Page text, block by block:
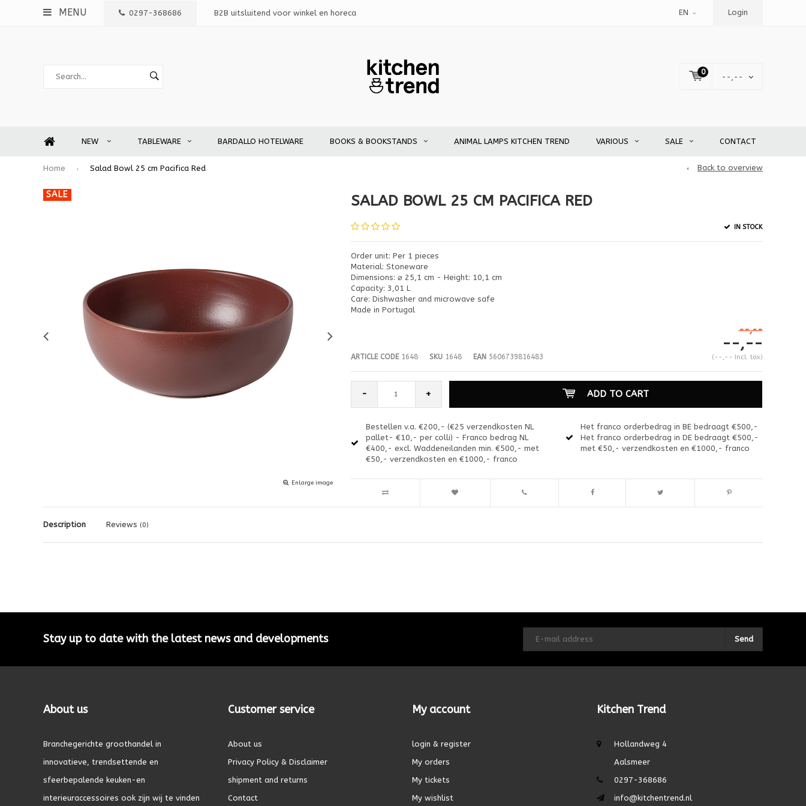
MENU 0297-368686 B2B uitsluitend voor winkel en horeca EN Login
0
--,--
NEW TABLEWARE BARDALLO HOTELWARE BOOKS & BOOKSTANDS ANIMAL LAMPS KITCHEN TREND VARIOUS SALE CONTACT
Home Salad Bowl 25 cm Pacifica Red Back to overview
SALE
Enlarge image
SALAD BOWL 25 CM PACIFICA RED
IN STOCK
Order unit: Per 1 pieces
Material: Stoneware
Dimensions: ⌀ 25,1 cm - Height: 10,1 cm
Capacity: 3,01 L
Care: Dishwasher and microwave safe
Made in Portugal
ARTICLE CODE1648 SKU1648 EAN5606739816483
--,--
--,--
(--,-- Incl. tax)
- + ADD TO CART
Bestellen v.a. €200,- (€25 verzendkosten NL
pallet- €10,- per colli) - Franco bedrag NL
€400,- excl. Waddeneilanden min. €500,- met
€50,- verzendkosten en €1000,- franco
Het franco orderbedrag in BE bedraagt €500,-
Het franco orderbedrag in DE bedraagt €500,-
met €50,- verzendkosten en €1000,- franco
Description Reviews (0)
Stay up to date with the latest news and developments Send
About us
Branchegerichte groothandel in
innovatieve, trendsettende en
sfeerbepalende keuken-en
interieuraccessoires ook zijn wij te vinden
Customer service
About us
Privacy Policy & Disclaimer
shipment and returns
Contact
My account
login & register
My orders
My tickets
My wishlist
Kitchen Trend
Hollandweg 4
Aalsmeer
0297-368686
info@kitchentrend.nl